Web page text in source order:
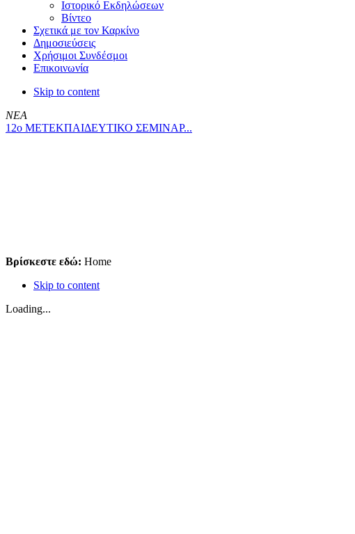
Ιστορικό Εκδηλώσεων
Βίντεο
Σχετικά με τον Καρκίνο
Δημοσιεύσεις
Χρήσιμοι Συνδέσμοι
Επικοινωνία
Skip to content
ΝΕΑ
12ο ΜΕΤΕΚΠΑΙΔΕΥΤΙΚΟ ΣΕΜΙΝΑΡ...
Βρίσκεστε εδώ: Home
Skip to content
Loading...